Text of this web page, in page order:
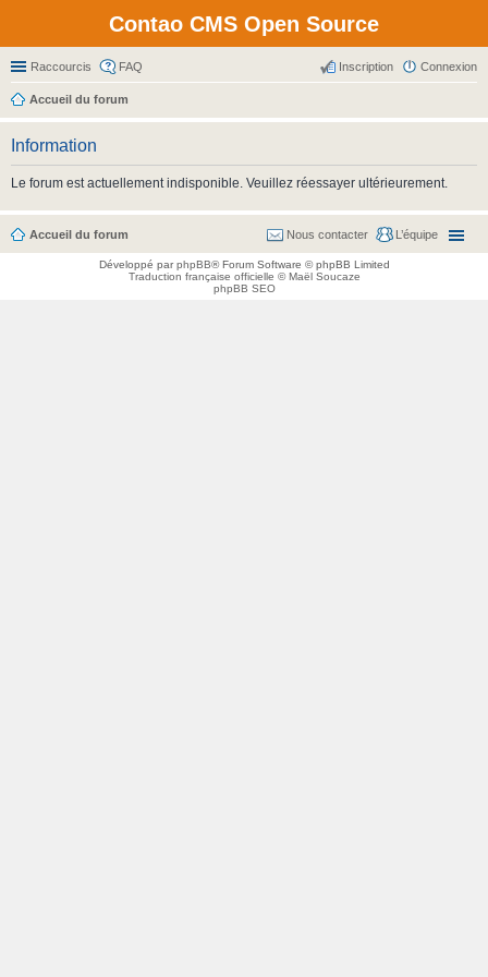
Contao CMS Open Source
Raccourcis FAQ Connexion
Inscription
Accueil du forum
Information
Le forum est actuellement indisponible. Veuillez réessayer ultérieurement.
Accueil du forum L’équipe
Nous contacter
Développé parphpBB® Forum Software © phpBB Limited
Traduction française officielle ©Maël Soucaze
phpBB SEO